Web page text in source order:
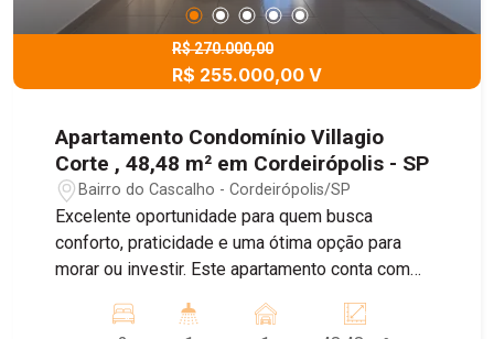
R$ 270.000,00
R$ 255.000,00 V
Apartamento Condomínio Villagio
Corte , 48,48 m² em Cordeirópolis - SP
Bairro do Cascalho - Cordeirópolis/SP
Excelente oportunidade para quem busca
conforto, praticidade e uma ótima opção para
morar ou investir. Este apartamento conta com
proporcionando um espaço agradável para